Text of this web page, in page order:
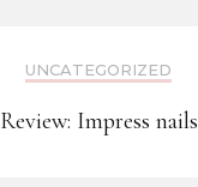
UNCATEGORIZED
Review: Impress nails